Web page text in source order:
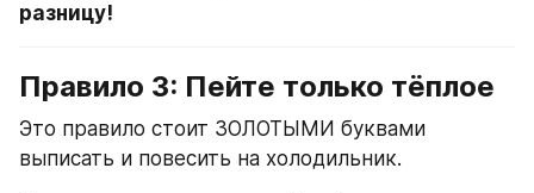
разницу!
Правило 3: Пейте только тёплое
Это правило стоит ЗОЛОТЫМИ буквами
выписать и повесить на холодильник.